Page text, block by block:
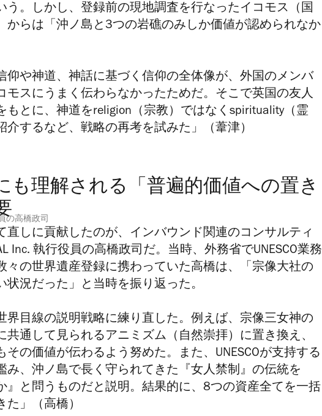
う。しかし、登録前の現地調査を行なったイコモス（国
からは「沖ノ島と3つの岩礁のみしか価値が認められなか
仰や神道、神話に基づく信仰の全体像が、外国のメンバ
モスにうまく伝わらなかったためだ。そこで英国の友人
もとに、神道をreligion（宗教）ではなくspirituality（霊
介するなど、戦略の再考を試みた」（葦津）
も理解される「普遍的価値への置き
の高橋政司
直しに貢献したのが、インバウンド関連のコンサルティ
Inc. 執行役員の高橋政司だ。当時、外務省でUNESCO業務
々の世界遺産登録に携わっていた高橋は、「宗像大社の
状況だった」と当時を振り返った。
界目線の説明戦略に練り直した。例えば、宗像三女神の
共通して見られるアニミズム（自然崇拝）に置き換え、
その価値が伝わるよう努めた。また、UNESCOが支持する
み、沖ノ島で長く守られてきた『女人禁制』の伝統を
』と問うものだと説明。結果的に、8つの資産全てを一括
た」（高橋）